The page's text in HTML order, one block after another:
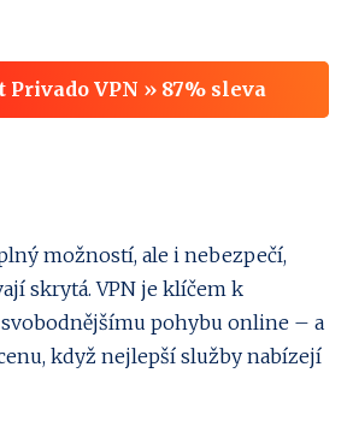
Privado VPN » 87% sleva
možností, ale i nebezpečí,
skrytá. VPN je klíčem k
pohybu online – a
když nejlepší služby nabízejí